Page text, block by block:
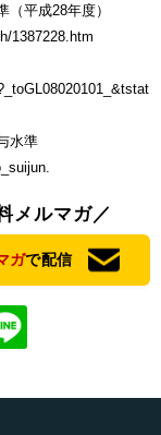
平成28年度）
1387228.htm
水準
メルマガ／
ガで配信